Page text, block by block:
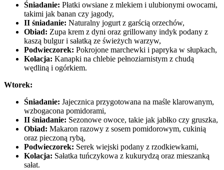
Śniadanie: Płatki owsiane z mlekiem i ulubionymi owocami,
takimi jak banan czy jagody,
II śniadanie: Naturalny jogurt z garścią orzechów,
Obiad: Zupa krem z dyni oraz grillowany indyk podany z
kaszą bulgur i sałatką ze świeżych warzyw,
Podwieczorek: Pokrojone marchewki i papryka w słupkach,
Kolacja: Kanapki na chlebie pełnoziarnistym z chudą
wędliną i ogórkiem.
Wtorek:
Śniadanie: Jajecznica przygotowana na maśle klarowanym,
wzbogacona pomidorami,
II śniadanie: Sezonowe owoce, takie jak jabłko czy gruszka,
Obiad: Makaron razowy z sosem pomidorowym, cukinią
oraz pieczoną rybą,
Podwieczorek: Serek wiejski podany z rzodkiewkami,
Kolacja: Sałatka tuńczykowa z kukurydzą oraz mieszanką
sałat.